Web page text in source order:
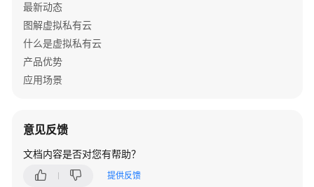
实
践
API
参
SDK
参
考
最新动态
图解虚拟私有云
什么是虚拟私有云
产品优势
应用场景
意见反馈
文档内容是否对您有帮助？
提供反馈